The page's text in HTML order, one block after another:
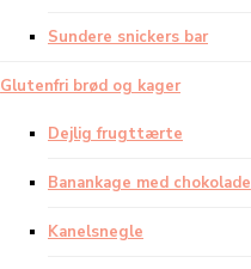
Sundere snickers bar
Glutenfri brød og kager
Dejlig frugttærte
Banankage med chokolade
Kanelsnegle